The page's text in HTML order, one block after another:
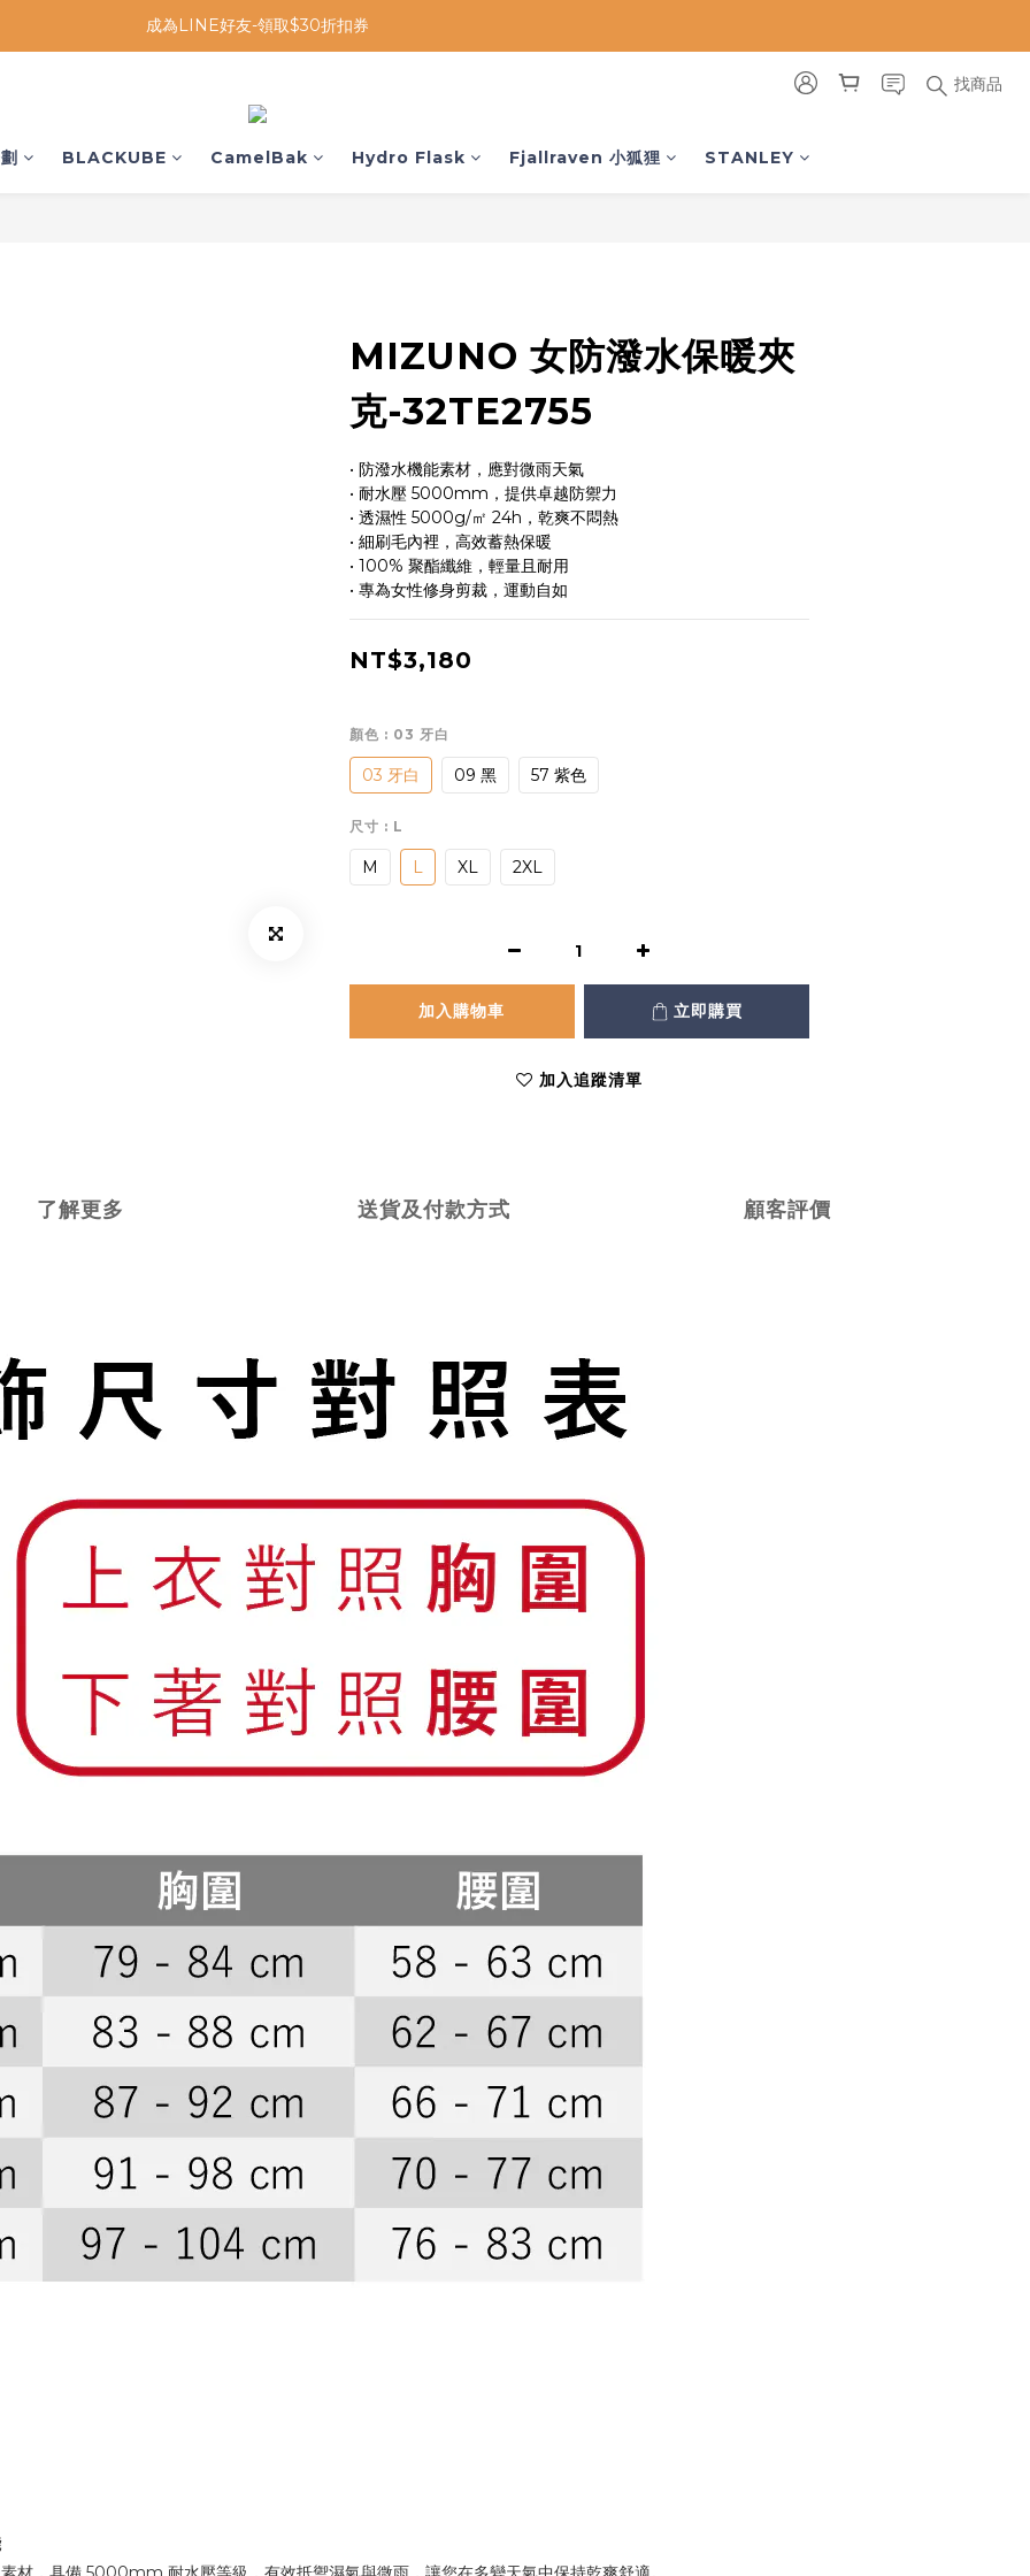
成為LINE好友-領取$30折扣券
找商品
BLACKUBE CamelBak Hydro Flask Fjallraven 小狐狸 STANLEY
MIZUNO 女防潑水保暖夾
克-32TE2755
• 防潑水機能素材，應對微雨天氣
• 耐水壓 5000mm，提供卓越防禦力
• 透濕性 5000g/㎡ 24h，乾爽不悶熱
• 細刷毛內裡，高效蓄熱保暖
• 100% 聚酯纖維，輕量且耐用
• 專為女性修身剪裁，運動自如
NT$3,180
顏色 : 03 牙白
03 牙白 09 黑 57 紫色
尺寸 : L
M L XL 2XL
加入購物車 立即購買
加入追蹤清單
了解更多 送貨及付款方式 顧客評價
立即購買